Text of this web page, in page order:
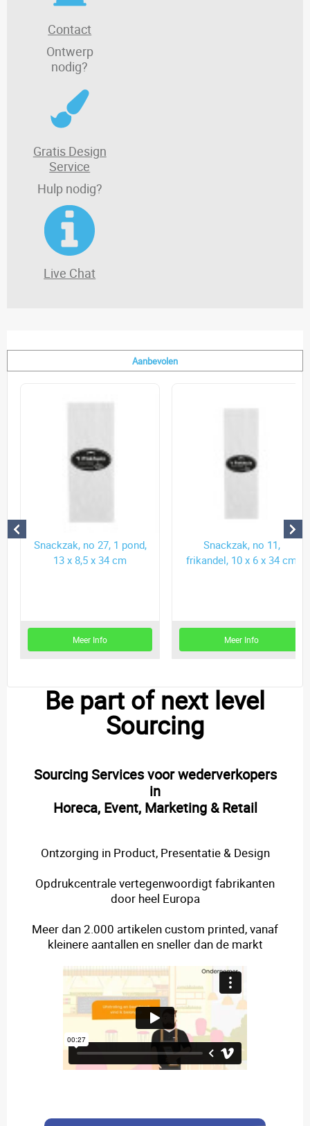
Contact
Ontwerp
nodig?
Gratis Design
Service
Hulp nodig?
Live Chat
Aanbevolen
Snackzak, no 27, 1 pond,
13 x 8,5 x 34 cm
Meer Info
Snackzak, no 11,
frikandel, 10 x 6 x 34 cm
Meer Info
Be part of next level
Sourcing
Sourcing Services voor wederverkopers
in
Horeca, Event, Marketing & Retail
Ontzorging in Product, Presentatie & Design
Opdrukcentrale vertegenwoordigt fabrikanten
door heel Europa
Meer dan 2.000 artikelen custom printed, vanaf
kleinere aantallen en sneller dan de markt